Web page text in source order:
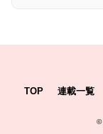
TOP 連載一覧
©